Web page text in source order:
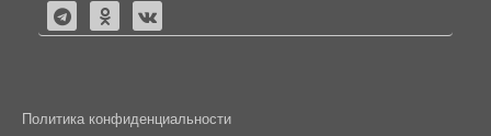
Политика конфиденциальности